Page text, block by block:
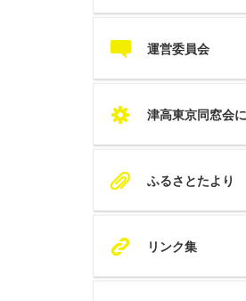
c 運営委員会
S 津高東京同窓会
A ふるさとたより
K リンク集